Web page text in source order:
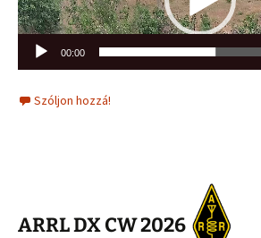
00:00
Szóljon hozzá!
ARRL DX CW 2026